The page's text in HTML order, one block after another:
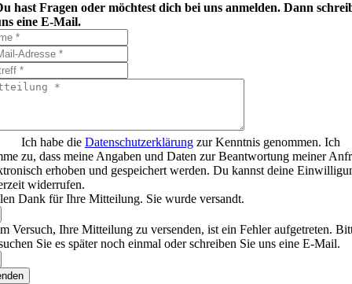
hast Fragen oder möchtest dich bei uns anmelden. Dann
eine E-Mail.
Ich habe die Datenschutzerklärungzur Kenntnis genommen. Ich
zu, dass meine Angaben und Daten zur Beantwortung meiner
erhoben und gespeichert werden. Du kannst deine
widerrufen.
Dank für Ihre Mitteilung. Sie wurde versandt.
Versuch, Ihre Mitteilung zu versenden, ist ein Fehler aufgetreten.
Sie es später noch einmal oder schreiben Sie uns eine E-Mail.